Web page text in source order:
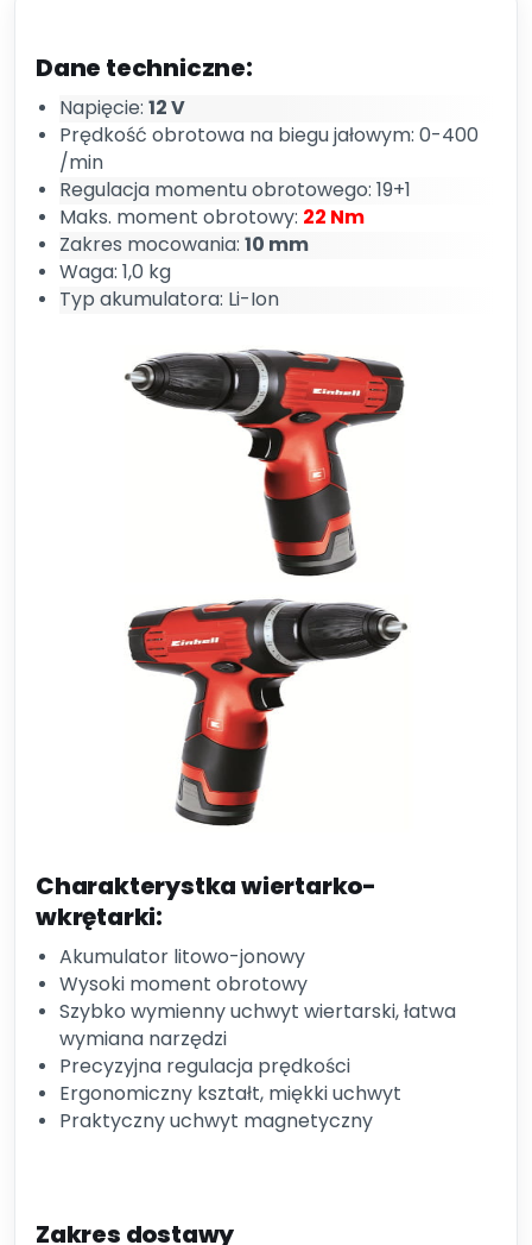
Dane techniczne:
Napięcie: 12 V
Prędkość obrotowa na biegu jałowym: 0-400
/min
Regulacja momentu obrotowego: 19+1
Maks. moment obrotowy: 22 Nm
Zakres mocowania: 10 mm
Waga: 1,0 kg
Typ akumulatora: Li-Ion
Charakterystka wiertarko-
wkrętarki:
Akumulator litowo-jonowy
Wysoki moment obrotowy
Szybko wymienny uchwyt wiertarski, łatwa
wymiana narzędzi
Precyzyjna regulacja prędkości
Ergonomiczny kształt, miękki uchwyt
Praktyczny uchwyt magnetyczny
Zakres dostawy